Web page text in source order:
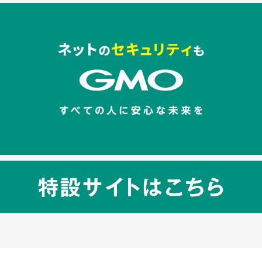
セキュリティキャンペーンでのバナー